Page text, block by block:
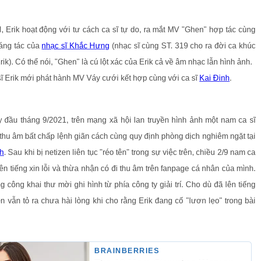
Erik hoạt động với tư cách ca sĩ tự do, ra mắt MV "Ghen" hợp tác cùng
tác của nhạc sĩ Khắc Hưng (nhạc sĩ cùng ST. 319 cho ra đời ca khúc
Có thể nói, "Ghen" là cú lột xác của Erik cả về âm nhạc lẫn hình ảnh.
Erik mới phát hành MV Váy cưới kết hợp cùng với ca sĩ Kai Đinh.
tháng 9/2021, trên mạng xã hội lan truyền hình ảnh một nam ca sĩ
âm bất chấp lệnh giãn cách cùng quy định phòng dịch nghiêm ngặt tại
. Sau khi bị netizen liên tục "réo tên" trong sự việc trên, chiều 2/9 nam ca
tiếng xin lỗi và thừa nhận có đi thu âm trên fanpage cá nhân của mình.
công khai thư mời ghi hình từ phía công ty giải trí. Cho dù đã lên tiếng
vẫn tỏ ra chưa hài lòng khi cho rằng Erik đang cố "lươn lẹo" trong bài